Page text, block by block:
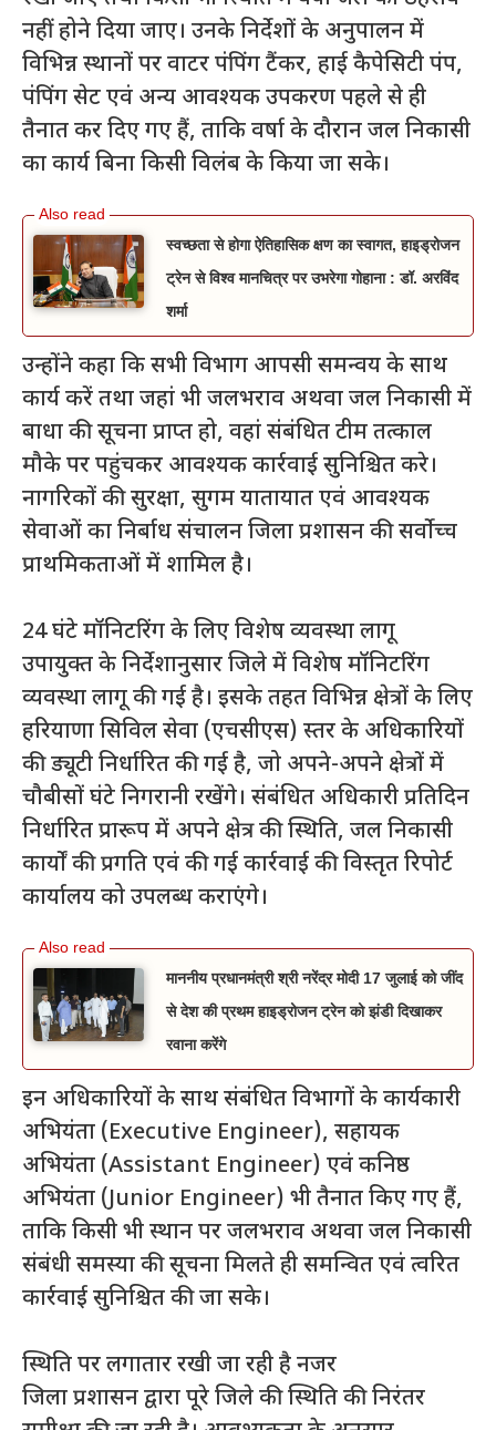
नहीं होने दिया जाए। उनके निर्देशों के अनुपालन में
विभिन्न स्थानों पर वाटर पंपिंग टैंकर, हाई कैपेसिटी पंप,
पंपिंग सेट एवं अन्य आवश्यक उपकरण पहले से ही
तैनात कर दिए गए हैं, ताकि वर्षा के दौरान जल निकासी
का कार्य बिना किसी विलंब के किया जा सके।
स्वच्छता से होगा ऐतिहासिक क्षण का स्वागत, हाइड्रोजन
ट्रेन से विश्व मानचित्र पर उभरेगा गोहाना : डॉ. अरविंद
शर्मा
उन्होंने कहा कि सभी विभाग आपसी समन्वय के साथ
कार्य करें तथा जहां भी जलभराव अथवा जल निकासी में
बाधा की सूचना प्राप्त हो, वहां संबंधित टीम तत्काल
मौके पर पहुंचकर आवश्यक कार्रवाई सुनिश्चित करे।
नागरिकों की सुरक्षा, सुगम यातायात एवं आवश्यक
सेवाओं का निर्बाध संचालन जिला प्रशासन की सर्वोच्च
प्राथमिकताओं में शामिल है।
24 घंटे मॉनिटरिंग के लिए विशेष व्यवस्था लागू
उपायुक्त के निर्देशानुसार जिले में विशेष मॉनिटरिंग
व्यवस्था लागू की गई है। इसके तहत विभिन्न क्षेत्रों के लिए
हरियाणा सिविल सेवा (एचसीएस) स्तर के अधिकारियों
की ड्यूटी निर्धारित की गई है, जो अपने-अपने क्षेत्रों में
चौबीसों घंटे निगरानी रखेंगे। संबंधित अधिकारी प्रतिदिन
निर्धारित प्रारूप में अपने क्षेत्र की स्थिति, जल निकासी
कार्यों की प्रगति एवं की गई कार्रवाई की विस्तृत रिपोर्ट
कार्यालय को उपलब्ध कराएंगे।
माननीय प्रधानमंत्री श्री नरेंद्र मोदी 17 जुलाई को जींद
से देश की प्रथम हाइड्रोजन ट्रेन को झंडी दिखाकर
रवाना करेंगे
इन अधिकारियों के साथ संबंधित विभागों के कार्यकारी
अभियंता (Executive Engineer), सहायक
अभियंता (Assistant Engineer) एवं कनिष्ठ
अभियंता (Junior Engineer) भी तैनात किए गए हैं,
ताकि किसी भी स्थान पर जलभराव अथवा जल निकासी
संबंधी समस्या की सूचना मिलते ही समन्वित एवं त्वरित
कार्रवाई सुनिश्चित की जा सके।
स्थिति पर लगातार रखी जा रही है नजर
जिला प्रशासन द्वारा पूरे जिले की स्थिति की निरंतर